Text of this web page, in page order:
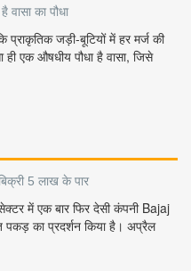
का पौधा
प्राकृतिक जड़ी-बूटियों में हर मर्ज की
ही एक औषधीय पौधा है वासा, जिसे
5 लाख के पार
में एक बार फिर देसी कंपनी Bajaj
का प्रदर्शन किया है। अप्रैल